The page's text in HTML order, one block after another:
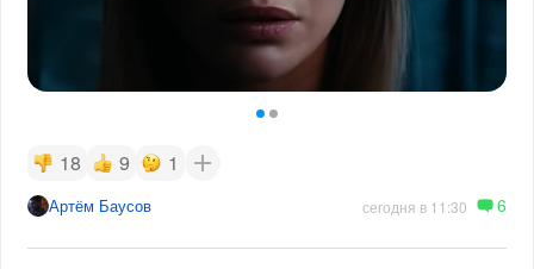
18 9 1
Артём Баусов сегодня в 11:30 6